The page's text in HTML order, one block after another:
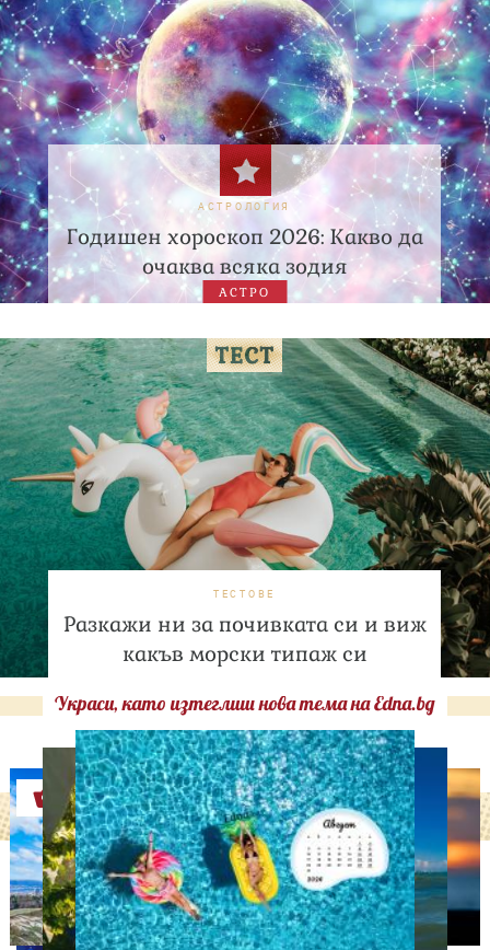
АСТРОЛОГИЯ
Годишен хороскоп 2026: Какво да
очаква всяка зодия
АСТРО
ТЕСТОВЕ
Разкажи ни за почивката си и виж
какъв морски типаж си
Украси, като изтеглиш нова тема на Edna.bg
Оферти
АСТРОЛОГИЯ
Дневен хороскоп за 6
август, четвъртък